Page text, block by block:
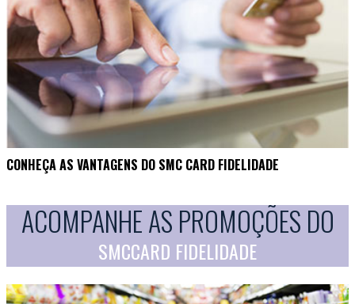
CONHEÇA AS VANTAGENS DO SMC CARD FIDELIDADE
ACOMPANHE AS PROMOÇÕES DO
SMCCARD FIDELIDADE